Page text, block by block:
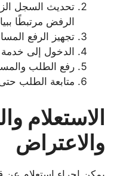
تحديث السجل
الرفض مرتبطًا
تجهيز الرفع
الدخول إلى
رفع الطلب
متابعة الطلب
الاستعلام
والاعتراض